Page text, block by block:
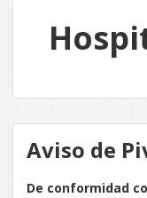
Aviso de
De conformidad